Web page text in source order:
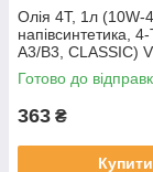
Олія 4T, 1л (10W-
напівсинтетика,
A3/B3, CLASSIC)
#V10321, MC-M-
Готово до
363 ₴
Купити